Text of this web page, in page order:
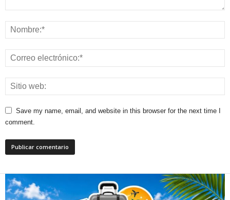
Save my name, email, and website in this browser for the next time I
comment.